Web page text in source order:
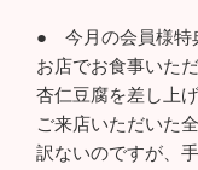
● 今月の会員様特
お店でお食事いた
杏仁豆腐を差し上げ
ご来店いただいた
訳ないのですが、